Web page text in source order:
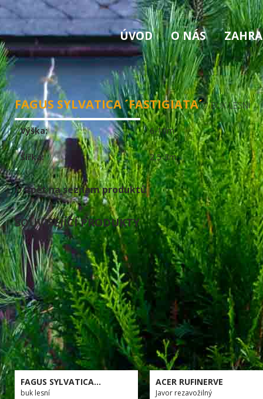
ÚVOD O NÁS
FAGUS SYLVATICA ´FASTIGIATA´/ BUK LESNÍ
Výška: 6-10m
Šířka: 2,5-3m
// zpět na seznam produktů
SOUVISEJÍCÍ PRODUKTY
FAGUS SYLVATICA...
buk lesní
ACER RUFINERVE
Javor rezavožilný